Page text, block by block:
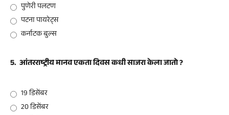
पुणेरी पलटण
पटना पायरेट्स
कर्नाटक बुल्स
5. आंतरराष्ट्रीय मानव एकता दिवस कधी साजरा केला जातो ?
19 डिसेंबर
20 डिसेंबर